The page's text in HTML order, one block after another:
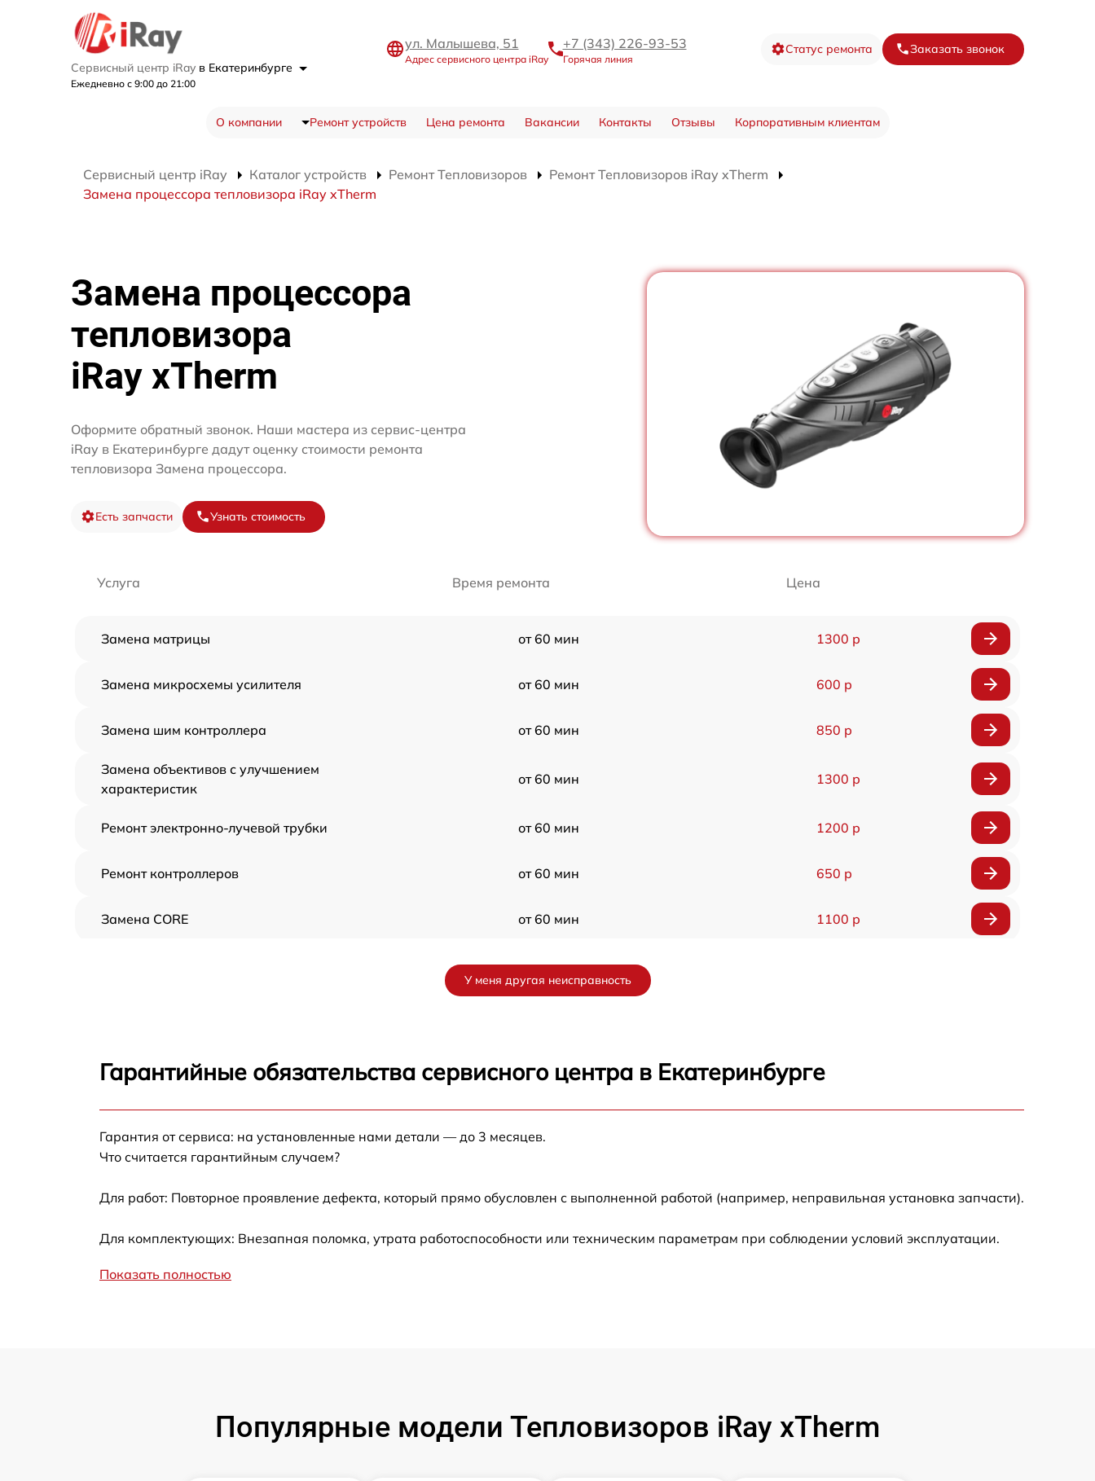
Сервисный центр iRay в Екатеринбурге
Ежедневно с 9:00 до 21:00
ул. Малышева, 51
Адрес сервисного центра iRay
+7 (343) 226-93-53
Горячая линия
Статус ремонта Заказать звонок
О компании Ремонт устройств Цена ремонта Вакансии Контакты Отзывы Корпоративным клиентам
Сервисный центр iRay Каталог устройств Ремонт Тепловизоров
Ремонт Тепловизоров iRay xTherm
Замена процессора тепловизора iRay xTherm
Замена процессора
тепловизора
iRay xTherm
Оформите обратный звонок. Наши мастера из сервис-центра
iRay в Екатеринбурге дадут оценку стоимости ремонта
тепловизора Замена процессора.
Есть запчасти Узнать стоимость
Услуга Время ремонта Цена
Замена матрицы от 60 мин 1300 р
Замена микросхемы усилителя от 60 мин 600 р
Замена шим контроллера от 60 мин 850 р
Замена объективов с улучшением
характеристик
от 60 мин 1300 р
Ремонт электронно-лучевой трубки от 60 мин 1200 р
Ремонт контроллеров от 60 мин 650 р
Замена CORE от 60 мин 1100 р
от 60 мин
Ремонт встроенного дальнометра и
других устройств
Замена микросхемы логики от 60 мин 450 р
Замена ключей управления от 60 мин 590 р
Замена аккумулятора от 60 мин 700 р
У меня другая неисправность
Гарантийные обязательства сервисного центра в Екатеринбурге
Гарантия от сервиса: на установленные нами детали — до 3 месяцев.
Что считается гарантийным случаем?
Для работ: Повторное проявление дефекта, который прямо обусловлен с выполненной работой (например, неправильная установка запчасти).
Для комплектующих: Внезапная поломка, утрата работоспособности или техническим параметрам при соблюдении условий эксплуатации.
Показать полностью
Популярные модели Тепловизоров iRay xTherm